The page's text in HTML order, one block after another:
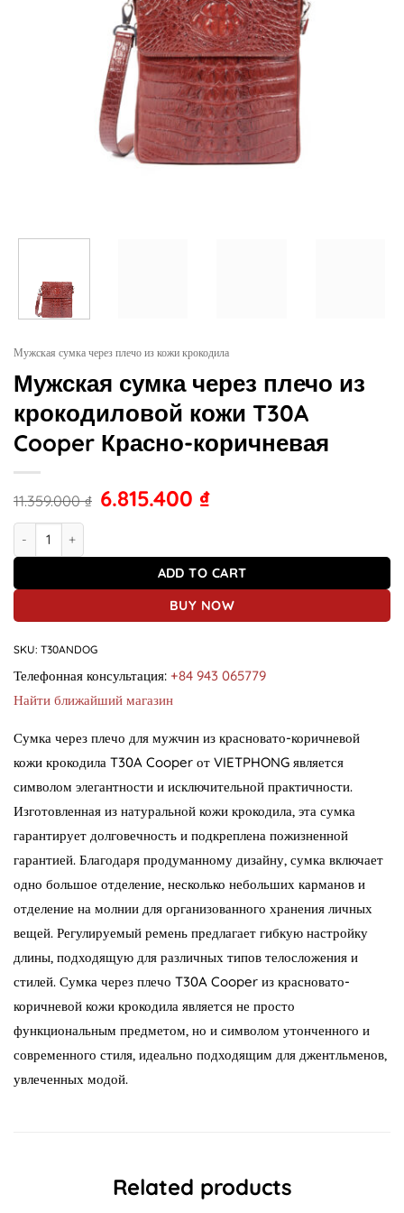
Мужская сумка через плечо из кожи крокодила
Мужская сумка через плечо из
крокодиловой кожи T30A
Cooper Красно-коричневая
11.359.000₫ 6.815.400 ₫
Мужская сумка через плечо из крокодиловой кожи T30A Cooper
ADD TO CART
BUY NOW
SKU: T30ANDOG
Телефонная консультация: +84 943 065779
Найти ближайший магазин
Сумка через плечо для мужчин из красновато-коричневой
кожи крокодила T30A Cooper от VIETPHONG является
символом элегантности и исключительной практичности.
Изготовленная из натуральной кожи крокодила, эта сумка
гарантирует долговечность и подкреплена пожизненной
гарантией. Благодаря продуманному дизайну, сумка включает
одно большое отделение, несколько небольших карманов и
отделение на молнии для организованного хранения личных
вещей. Регулируемый ремень предлагает гибкую настройку
длины, подходящую для различных типов телосложения и
стилей. Сумка через плечо T30A Cooper из красновато-
коричневой кожи крокодила является не просто
функциональным предметом, но и символом утонченного и
современного стиля, идеально подходящим для джентльменов,
увлеченных модой.
Related products